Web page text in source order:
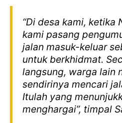
“Di desa kami, ketika
kami pasang
jalan masuk-keluar
untuk berkhidmat.
langsung, warga lain
sendirinya mencari
Itulah yang
menghargai”, timpal